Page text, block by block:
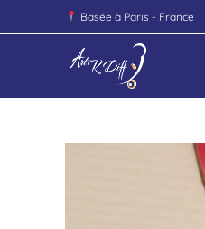
Basée à Paris - France